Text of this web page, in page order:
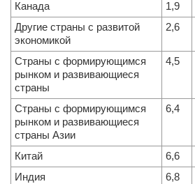
Канада
1,9
Другие страны с развитой
экономикой
2,6
Страны с формирующимся
рынком и развивающиеся
страны
4,5
Страны с формирующимся
рынком и развивающиеся
страны Азии
6,4
Китай 6,6
Индия
6,8